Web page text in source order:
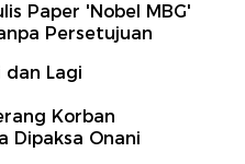
Paper 'Nobel MBG'
Persetujuan
dan Lagi
Korban
Dipaksa Onani